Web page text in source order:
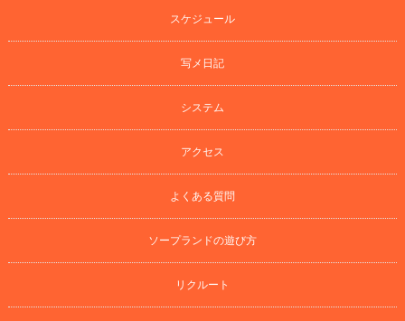
スケジュール
写メ日記
システム
アクセス
よくある質問
ソープランドの遊び方
リクルート